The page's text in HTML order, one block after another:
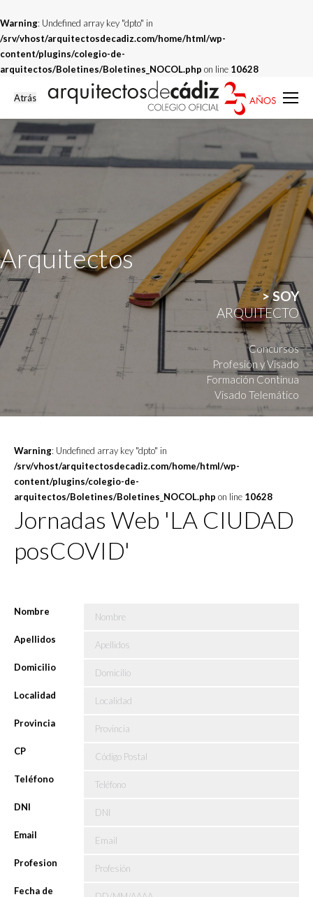
Warning: Undefined array key "dpto" in
/srv/vhost/arquitectosdecadiz.com/home/html/wp-
content/plugins/colegio-de-
arquitectos/Boletines/Boletines_NOCOL.php on line 10628
Arquitectos
> SOY
ARQUITECTO
Concursos
Profesión y Visado
Formación Continua
Visado Telemático
Warning: Undefined array key "dpto" in
/srv/vhost/arquitectosdecadiz.com/home/html/wp-
content/plugins/colegio-de-
arquitectos/Boletines/Boletines_NOCOL.php on line 10628
Jornadas Web 'LA CIUDAD
posCOVID'
Nombre
Apellidos
Domicilio
Localidad
Provincia
CP
Teléfono
DNI
Email
Profesion
Fecha de